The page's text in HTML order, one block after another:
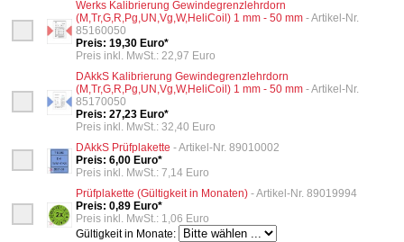
Werks Kalibrierung Gewindegrenzlehrdorn
(M,Tr,G,R,Pg,UN,Vg,W,HeliCoil) 1 mm - 50 mm - Artikel-Nr.
85160050
Preis: 19,30 Euro*
Preis inkl. MwSt.: 22,97 Euro
DAkkS Kalibrierung Gewindegrenzlehrdorn
(M,Tr,G,R,Pg,UN,Vg,W,HeliCoil) 1 mm - 50 mm - Artikel-Nr.
85170050
Preis: 27,23 Euro*
Preis inkl. MwSt.: 32,40 Euro
DAkkS Prüfplakette - Artikel-Nr. 89010002
Preis: 6,00 Euro*
Preis inkl. MwSt.: 7,14 Euro
Prüfplakette (Gültigkeit in Monaten) - Artikel-Nr. 89019994
Preis: 0,89 Euro*
Preis inkl. MwSt.: 1,06 Euro
Gültigkeit in Monate: